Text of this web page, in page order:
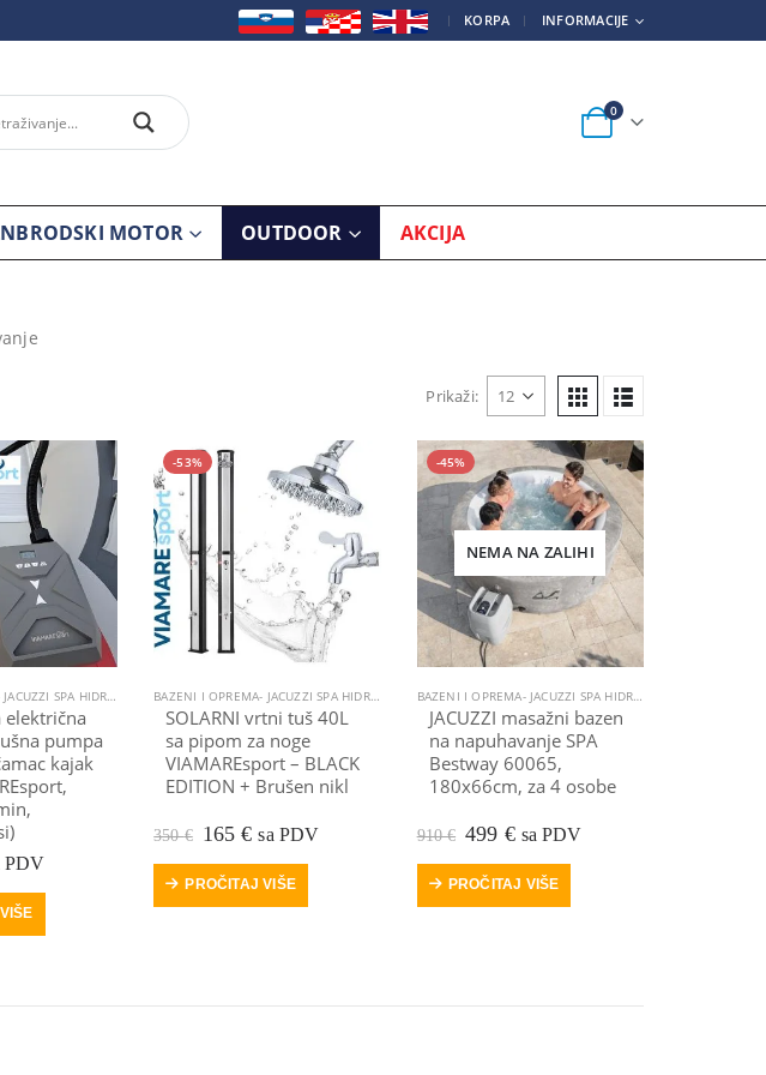
| KORPA INFORMACIJE
0
MOTOR OUTDOOR AKCIJA
Prikaži:
ČAMAC GUMENJAK KAJAK, KANU , LEPILA ZA POPRAVILO, OPREMA ZA ČAMCE , OPREMA ZA KAJAK,OPREMA ZA SUP
BAZENI I OPREMA- JACUZZI SPA HIDROMASAŽNI ,GUMENI ČAMAC GUMENJAK ,KAJAK, KANU,OPREMA ZA ČAMCE,OPREMA ZA KAJAK
električna
pumpa
kajak
PDV
-53%
BAZENI I OPREMA- JACUZZI SPA HIDROMASAŽNI ,OUTDOOR,VRTNI SOLARNI TUŠEVI
SOLARNI vrtni tuš 40L
sa pipom za noge
VIAMAREsport – BLACK
EDITION + Brušen nikl
350€ Izvorna
bila
165€Trenutna
je:
sa PDV
PROČITAJ VIŠE
-45%
NEMA NA ZALIHI
BAZENI I OPREMA- JACUZZI SPA HIDROMASAŽNI
JACUZZI masažni bazen
na napuhavanje SPA
Bestway 60065,
180x66cm, za 4 osobe
910€ Izvorna
bila
499 €Trenutna
je:
sa PDV
PROČITAJ VIŠE